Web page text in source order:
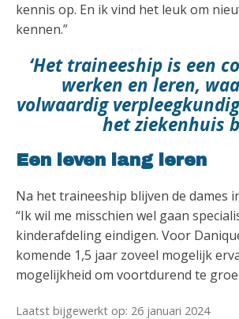
kennis op. En ik vind het leuk om
kennen.”
‘Het traineeship is een
werken en leren,
volwaardig
het ziekenhuis
Een leven lang leren
Na het traineeship blijven de dames
“Ik wil me misschien wel gaan
kinderafdeling eindigen. Voor
komende 1,5 jaar zoveel mogelijk
mogelijkheid om voortdurend te
Laatst bijgewerkt op: 26 januari 2024